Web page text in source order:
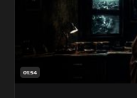
01:54